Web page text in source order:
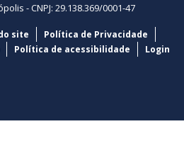
- CNPJ: 29.138.369/0001-47
site
Política de Privacidade
Política de acessibilidade Login